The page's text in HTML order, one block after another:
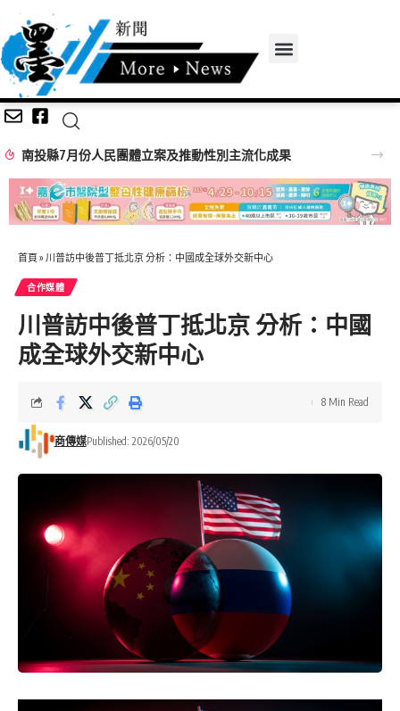
南投縣7月份人民團體立案及推動性別主流化成果
首頁 » 川普訪中後普丁抵北京 分析：中國成全球外交新中心
合作媒體
川普訪中後普丁抵北京 分析：中國
成全球外交新中心
商傳媒Published: 2026/05/20
8 Min Read